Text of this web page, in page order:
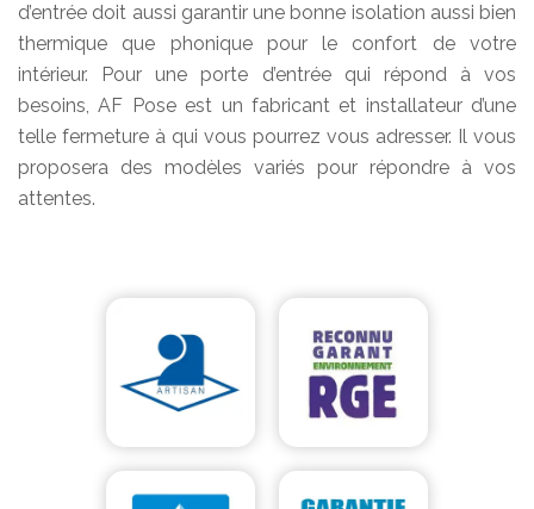
d’entrée doit aussi garantir une bonne isolation aussi bien
thermique que phonique pour le confort de votre
intérieur. Pour une porte d’entrée qui répond à vos
besoins, AF Pose est un fabricant et installateur d’une
telle fermeture à qui vous pourrez vous adresser. Il vous
proposera des modèles variés pour répondre à vos
attentes.